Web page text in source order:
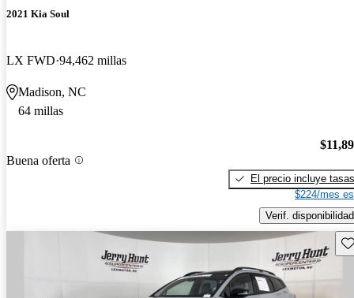
2021 Kia Soul
LX FWD 94,462 millas
Madison, NC
64 millas
Buena oferta
El precio incluye tasas
$224/mes
Verif. disponibilidad